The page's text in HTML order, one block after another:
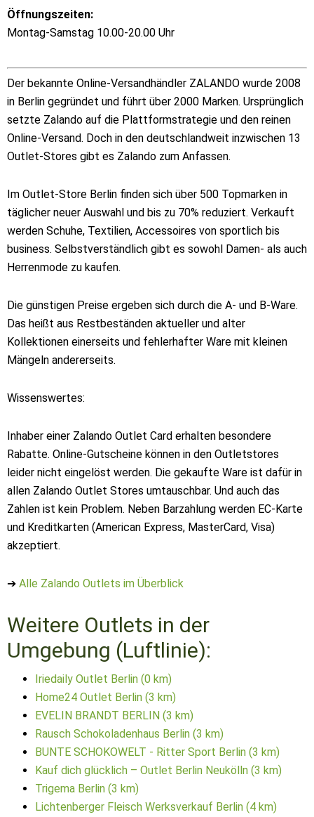
Öffnungszeiten:
Montag-Samstag 10.00-20.00 Uhr
Der bekannte Online-Versandhändler ZALANDO wurde 2008
in Berlin gegründet und führt über 2000 Marken. Ursprünglich
setzte Zalando auf die Plattformstrategie und den reinen
Online-Versand. Doch in den deutschlandweit inzwischen 13
Outlet-Stores gibt es Zalando zum Anfassen.
Im Outlet-Store Berlin finden sich über 500 Topmarken in
täglicher neuer Auswahl und bis zu 70% reduziert. Verkauft
werden Schuhe, Textilien, Accessoires von sportlich bis
business. Selbstverständlich gibt es sowohl Damen- als auch
Herrenmode zu kaufen.
Die günstigen Preise ergeben sich durch die A- und B-Ware.
Das heißt aus Restbeständen aktueller und alter
Kollektionen einerseits und fehlerhafter Ware mit kleinen
Mängeln andererseits.
Wissenswertes:
Inhaber einer Zalando Outlet Card erhalten besondere
Rabatte. Online-Gutscheine können in den Outletstores
leider nicht eingelöst werden. Die gekaufte Ware ist dafür in
allen Zalando Outlet Stores umtauschbar. Und auch das
Zahlen ist kein Problem. Neben Barzahlung werden EC-Karte
und Kreditkarten (American Express, MasterCard, Visa)
akzeptiert.
➔ Alle Zalando Outlets im Überblick
Weitere Outlets in der
Umgebung (Luftlinie):
Iriedaily Outlet Berlin (0 km)
Home24 Outlet Berlin (3 km)
EVELIN BRANDT BERLIN (3 km)
Rausch Schokoladenhaus Berlin (3 km)
BUNTE SCHOKOWELT - Ritter Sport Berlin (3 km)
Kauf dich glücklich – Outlet Berlin Neukölln (3 km)
Trigema Berlin (3 km)
Lichtenberger Fleisch Werksverkauf Berlin (4 km)